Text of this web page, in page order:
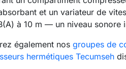
et un variateur de
à 10 m — un niveau sonore
également nos groupes de
hermétiques Tecumseh